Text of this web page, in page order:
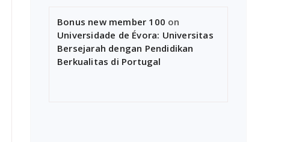
Bonus new member 100 on
Universidade de Évora: Universitas
Bersejarah dengan Pendidikan
Berkualitas di Portugal